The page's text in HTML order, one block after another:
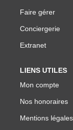
Faire gérer
Conciergerie
Extranet
LIENS UTILES
Mon compte
Nos honoraires
Mentions légales